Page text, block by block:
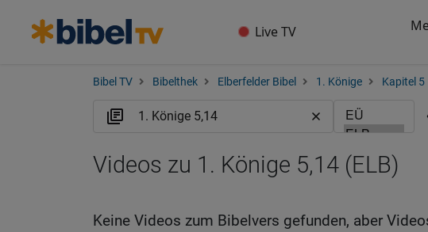
Live TV
Bibel TV Bibelthek Elberfelder Bibel 1. Könige Kapitel 5
Videos zu 1. Könige 5,14 (ELB)
Keine Videos zum Bibelvers gefunden, aber